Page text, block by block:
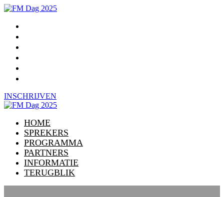
INSCHRIJVEN
HOME
SPREKERS
PROGRAMMA
PARTNERS
INFORMATIE
TERUGBLIK